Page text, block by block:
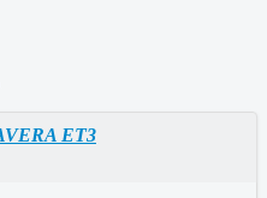
ET3